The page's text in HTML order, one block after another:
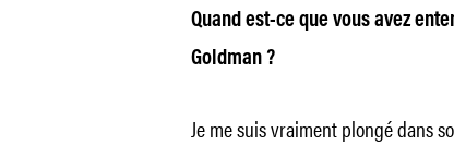
Quand est-ce que vous avez
Goldman ?
Je me suis vraiment plongé dans